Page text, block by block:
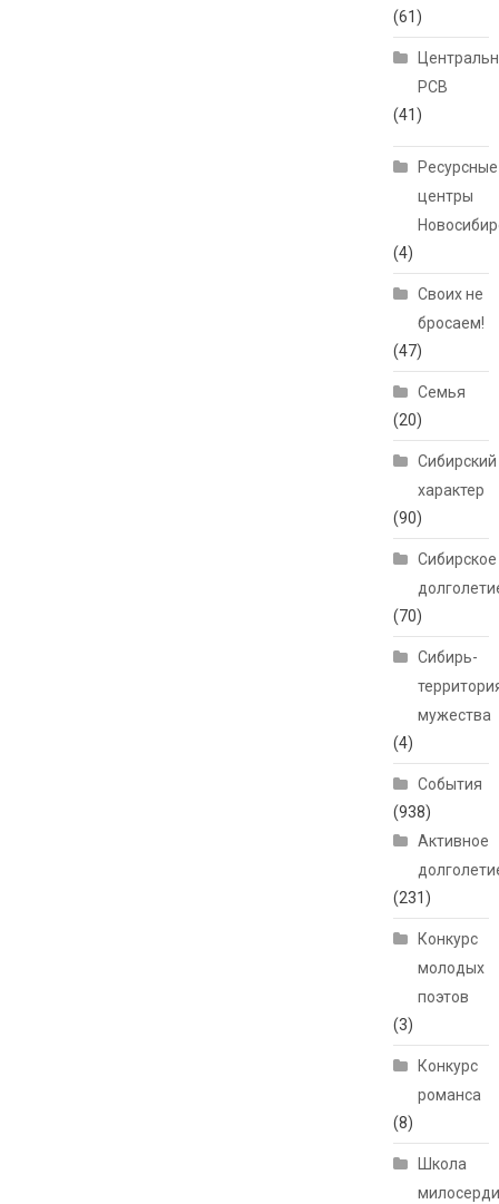
(61)
РСВ
(41)
Ресурсные
центры
(4)
Своих не
бросаем!
(47)
Семья
(20)
Сибирский
характер
(90)
Сибирское
(70)
Сибирь-
мужества
(4)
События
(938)
Активное
(231)
Конкурс
молодых
поэтов
(3)
Конкурс
романса
(8)
Школа